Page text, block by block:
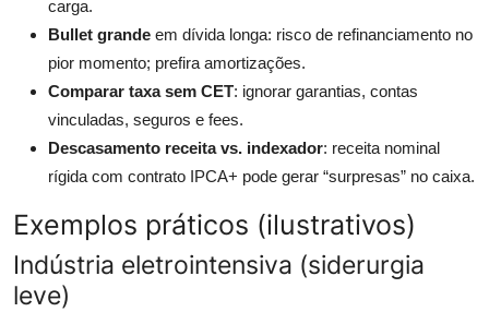
carga.
Bullet grande em dívida longa: risco de refinanciamento no
pior momento; prefira amortizações.
Comparar taxa sem CET: ignorar garantias, contas
vinculadas, seguros e fees.
Descasamento receita vs. indexador: receita nominal
rígida com contrato IPCA+ pode gerar “surpresas” no caixa.
Exemplos práticos (ilustrativos)
Indústria eletrointensiva (siderurgia
leve)